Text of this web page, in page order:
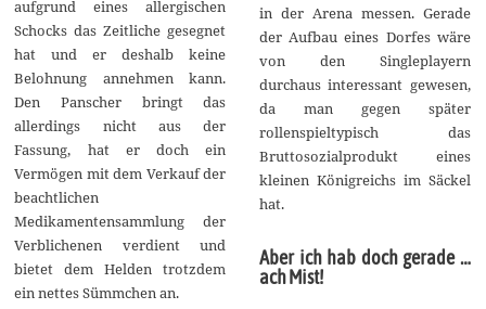
aufgrund eines allergischen
Schocks das Zeitliche gesegnet
hat und er deshalb keine
Belohnung annehmen kann.
Den Panscher bringt das
allerdings nicht aus der
Fassung, hat er doch ein
Vermögen mit dem Verkauf der
beachtlichen
Medikamentensammlung der
Verblichenen verdient und
bietet dem Helden trotzdem
ein nettes Sümmchen an.
in der Arena messen. Gerade
der Aufbau eines Dorfes wäre
von den Singleplayern
durchaus interessant gewesen,
da man gegen später
rollenspieltypisch das
Bruttosozialprodukt eines
kleinen Königreichs im Säckel
hat.
Aber ich hab doch gerade …
ach Mist!